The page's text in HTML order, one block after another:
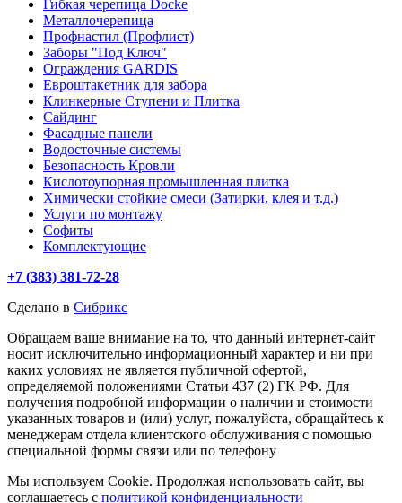
Гибкая черепица Docke
Металлочерепица
Профнастил (Профлист)
Заборы "Под Ключ"
Ограждения GARDIS
Евроштакетник для забора
Клинкерные Ступени и Плитка
Сайдинг
Фасадные панели
Водосточные системы
Безопасность Кровли
Кислотоупорная промышленная плитка
Химически стойкие смеси (Затирки, клея и т.д.)
Услуги по монтажу
Софиты
Комплектующие
+7 (383) 381-72-28
Сделано в Сибрикс
Обращаем ваше внимание на то, что данный интернет-сайт
носит исключительно информационный характер и ни при
каких условиях не является публичной офертой,
определяемой положениями Статьи 437 (2) ГК РФ. Для
получения подробной информации о наличии и стоимости
указанных товаров и (или) услуг, пожалуйста, обращайтесь к
менеджерам отдела клиентского обслуживания с помощью
специальной формы связи или по телефону
Мы используем Cookie. Продолжая использовать сайт, вы
соглашаетесь с политикой конфиденциальности